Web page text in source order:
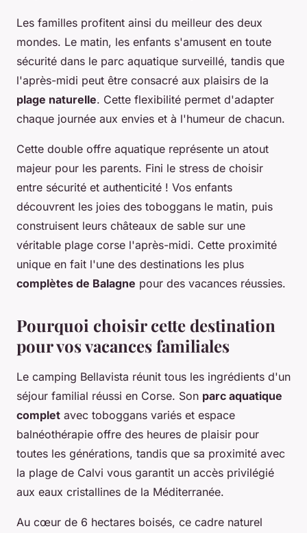
Les familles profitent ainsi du meilleur des deux
mondes. Le matin, les enfants s'amusent en toute
sécurité dans le parc aquatique surveillé, tandis que
l'après-midi peut être consacré aux plaisirs de la
plage naturelle. Cette flexibilité permet d'adapter
chaque journée aux envies et à l'humeur de chacun.
Cette double offre aquatique représente un atout
majeur pour les parents. Fini le stress de choisir
entre sécurité et authenticité ! Vos enfants
découvrent les joies des toboggans le matin, puis
construisent leurs châteaux de sable sur une
véritable plage corse l'après-midi. Cette proximité
unique en fait l'une des destinations les plus
complètes de Balagne pour des vacances réussies.
Pourquoi choisir cette destination
pour vos vacances familiales
Le camping Bellavista réunit tous les ingrédients d'un
séjour familial réussi en Corse. Son parc aquatique
complet avec toboggans variés et espace
balnéothérapie offre des heures de plaisir pour
toutes les générations, tandis que sa proximité avec
la plage de Calvi vous garantit un accès privilégié
aux eaux cristallines de la Méditerranée.
Au cœur de 6 hectares boisés, ce cadre naturel